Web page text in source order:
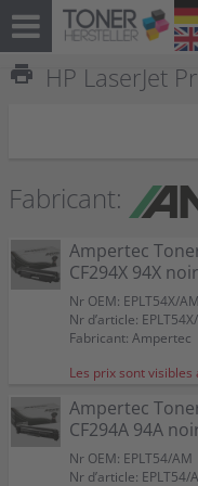
print HP LaserJet
Fabricant:
Ampertec
CF294X 94X noir
Nr OEM: EPLT54X/AM
Nr d’article:
Fabricant: Ampertec
Les prix sont
Ampertec
CF294A 94A
Nr OEM: EPLT54/AM
Nr d’article: EPLT54/